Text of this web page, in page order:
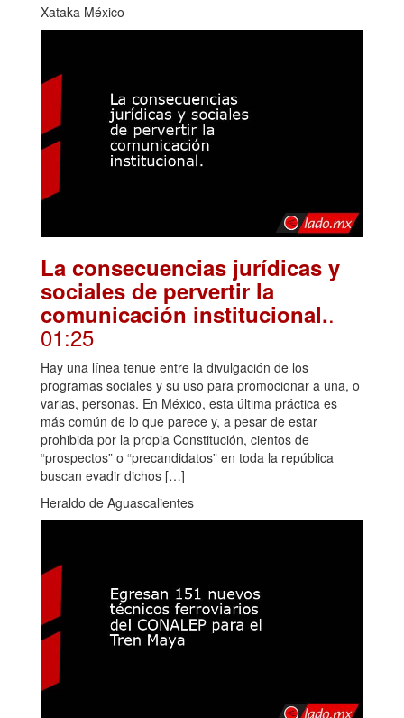
Xataka México
La consecuencias jurídicas y
sociales de pervertir la
comunicación institucional..
01:25
Hay una línea tenue entre la divulgación de los
programas sociales y su uso para promocionar a una, o
varias, personas. En México, esta última práctica es
más común de lo que parece y, a pesar de estar
prohibida por la propia Constitución, cientos de
“prospectos” o “precandidatos” en toda la república
buscan evadir dichos […]
Heraldo de Aguascalientes